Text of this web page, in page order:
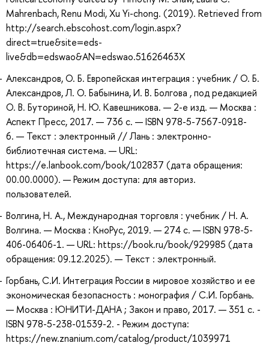
Mahrenbach, Renu Modi, Xu Yi-chong. (2019). Retrieved from
http://search.ebscohost.com/login.aspx?
direct=true&site=eds-
live&db=edswao&AN=edswao.51626463X
Александров, О. Б. Европейская интеграция : учебник / О. Б.
Александров, Л. О. Бабынина, И. В. Болгова , под редакцией
О. В. Буториной, Н. Ю. Кавешникова. — 2-е изд. — Москва :
Аспект Пресс, 2017. — 736 с. — ISBN 978-5-7567-0918-
6. — Текст : электронный // Лань : электронно-
библиотечная система. — URL:
https://e.lanbook.com/book/102837 (дата обращения:
00.00.0000). — Режим доступа: для авториз.
пользователей.
Волгина, Н. А., Международная торговля : учебник / Н. А.
Волгина. — Москва : КноРус, 2019. — 274 с. — ISBN 978-5-
406-06406-1. — URL: https://book.ru/book/929985 (дата
обращения: 09.12.2025). — Текст : электронный.
Горбань, С.И. Интеграция России в мировое хозяйство и ее
экономическая безопасность : монография / С.И. Горбань.
— Москва : ЮНИТИ-ДАНА ; Закон и право, 2017. — 351 с. -
ISBN 978-5-238-01539-2. - Режим доступа:
https://new.znanium.com/catalog/product/1039971